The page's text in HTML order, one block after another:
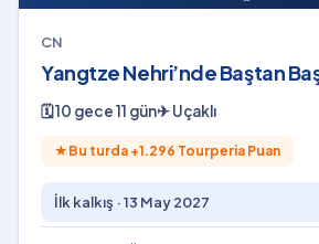
CN
Yangtze Nehri’nde Baştan
🗓10 gece 11 gün✈Uçaklı
★ Bu turda +1.296 Tourperia Puan
İlk kalkış ·13 May 2027